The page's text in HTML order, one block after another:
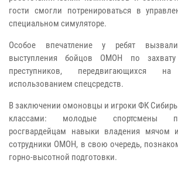
гости смогли потренироваться в
специальном симуляторе.
Особое впечатление у ребят
выступления бойцов ОМОН по
преступников, передвигающихся
использованием спецсредств.
В заключении омоновцы и игроки ФК
классами: молодые спортсмены
росгвардейцам навыки владения
сотрудники ОМОН, в свою очередь,
горно-высотной подготовки.